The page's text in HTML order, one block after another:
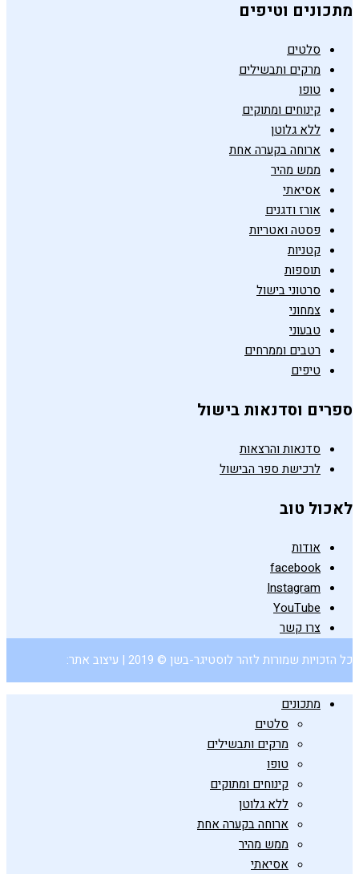
מתכונים וטיפים
סלטים
מרקים ותבשילים
טופו
קינוחים ומתוקים
ללא גלוטן
ארוחה בקערה אחת
ממש מהיר
אסיאתי
אורז ודגנים
פסטה ואטריות
קטניות
תוספות
סרטוני בישול
צמחוני
טבעוני
רטבים וממרחים
טיפים
ספרים וסדנאות בישול
סדנאות והרצאות
לרכישת ספר הבישול
לאכול טוב
אודות
facebook
Instagram
YouTube
צרו קשר
כל הזכויות שמורות לזהר לוסטיגר-בשן © 2019 | עיצוב אתר:
מתכונים
סלטים
מרקים ותבשילים
טופו
קינוחים ומתוקים
ללא גלוטן
ארוחה בקערה אחת
ממש מהיר
אסיאתי